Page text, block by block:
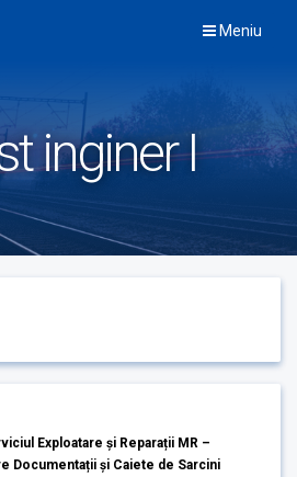
Meniu
inginer I
Exploatare și Reparații MR –
Documentații și Caiete de Sarcini